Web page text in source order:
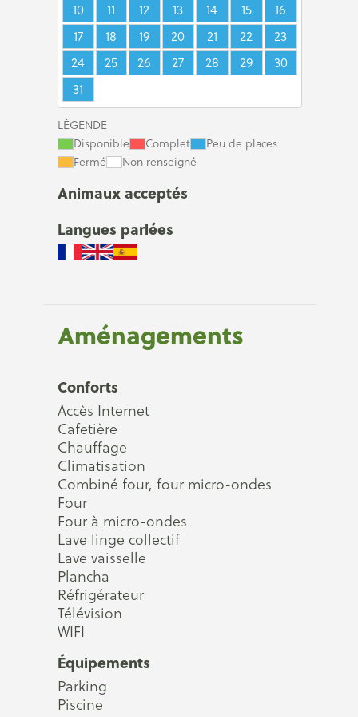
10
11 12 13 14 15
16
17
18 19 20 21 22
23
24
25 26 27 28 29
30
31
LÉGENDE
Disponible
Complet
Peu de places
Fermé
Non renseigné
Animaux acceptés
Langues parlées
Aménagements
Conforts
Accès Internet
Cafetière
Chauffage
Climatisation
Combiné four, four micro-ondes
Four
Four à micro-ondes
Lave linge collectif
Lave vaisselle
Plancha
Réfrigérateur
Télévision
WIFI
Équipements
Parking
Piscine